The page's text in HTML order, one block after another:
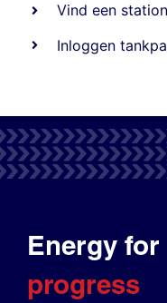
Vind een
Inloggen
Energy for
progress